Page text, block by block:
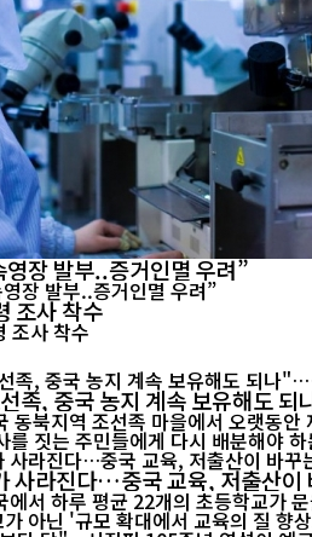
장 발부..증거인멸 우려”
조사 착수
족, 중국 농지 계속 보유해도
동북지역 조선족 마을에서 오랫동
를 짓는 주민들에게 다시 배분해야
사라진다…중국 교육, 저출산이
서 하루 평균 22개의 초등학교가
아닌 '규모 확대에서 교육의 질 향